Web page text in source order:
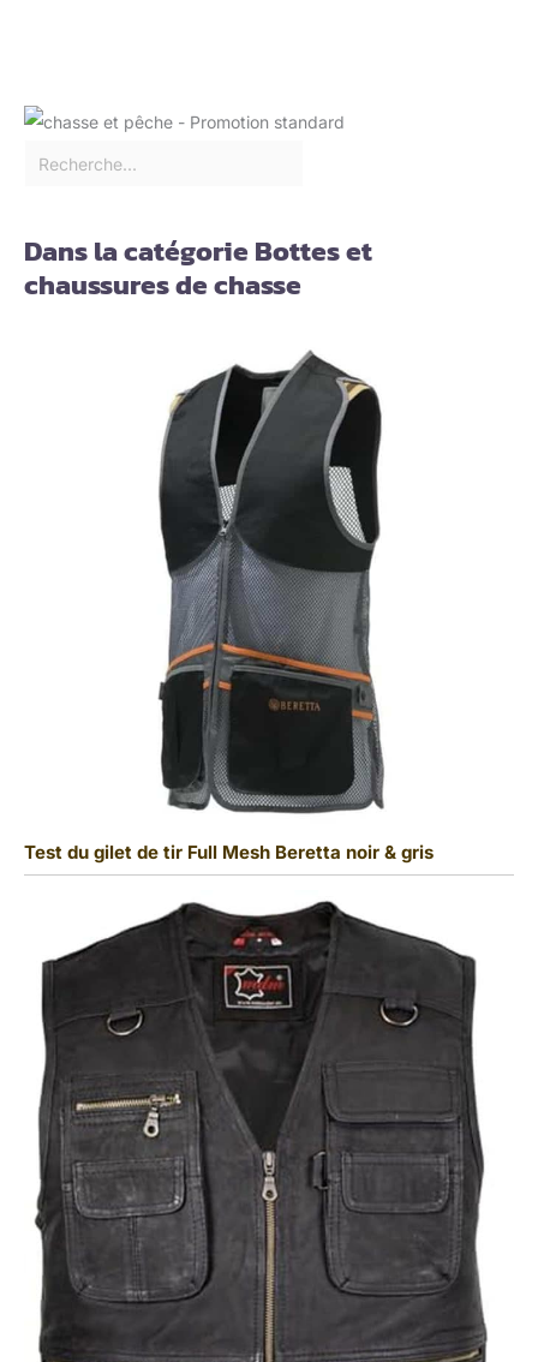
Dans la catégorie Bottes et
chaussures de chasse
Test du gilet de tir Full Mesh Beretta noir & gris